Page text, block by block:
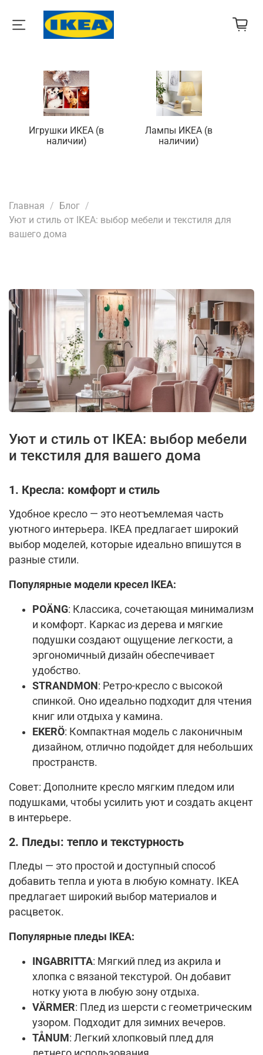
Игрушки ИКЕА (в
наличии)
Лампы ИКЕА (в
наличии)
Главная
Блог
Уют и стиль от IKEA: выбор мебели и текстиля для
вашего дома
Уют и стиль от IKEA: выбор мебели
и текстиля для вашего дома
1. Кресла: комфорт и стиль
Удобное кресло — это неотъемлемая часть
уютного интерьера. IKEA предлагает широкий
выбор моделей, которые идеально впишутся в
разные стили.
Популярные модели кресел IKEA:
POÄNG: Классика, сочетающая минимализм
и комфорт. Каркас из дерева и мягкие
подушки создают ощущение легкости, а
эргономичный дизайн обеспечивает
удобство.
STRANDMON: Ретро-кресло с высокой
спинкой. Оно идеально подходит для чтения
книг или отдыха у камина.
EKERÖ: Компактная модель с лаконичным
дизайном, отлично подойдет для небольших
пространств.
Совет: Дополните кресло мягким пледом или
подушками, чтобы усилить уют и создать акцент
в интерьере.
2. Пледы: тепло и текстурность
Пледы — это простой и доступный способ
добавить тепла и уюта в любую комнату. IKEA
предлагает широкий выбор материалов и
расцветок.
Популярные пледы IKEA:
INGABRITTA: Мягкий плед из акрила и
хлопка с вязаной текстурой. Он добавит
нотку уюта в любую зону отдыха.
VÄRMER: Плед из шерсти с геометрическим
узором. Подходит для зимних вечеров.
TÅNUM: Легкий хлопковый плед для